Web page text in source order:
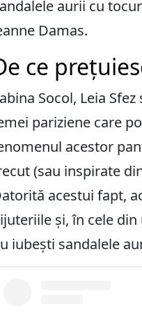
aurii cu
Damas.
ce
Socol, Leia
pariziene care
acestor
(sau inspirate
acestui fapt,
și, în cele
iubești sandalele